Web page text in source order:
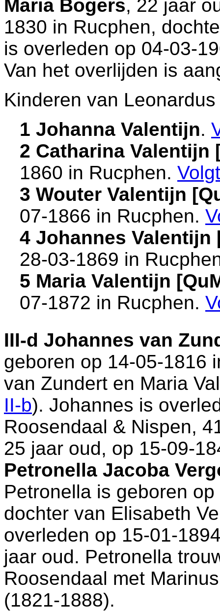
Maria Bogers, 22 jaar
1830 in Rucphen,
is overleden op 04-03-
Van het overlijden is
Kinderen van
1 Johanna Valentijn.
2 Catharina Valentijn
1860 in Rucphen.
3 Wouter Valentijn
07-1866 in Rucphen.
4 Johannes Valentijn
28-03-1869 in
5 Maria Valentijn
07-1872 in Rucphen.
III-d Johannes van
geboren op 14-05-1816
van Zundert en Maria
II-b). Johannes is
Roosendaal & Nispen,
25 jaar oud, op 15-09-
Petronella Jacoba
Petronella is geboren
dochter van Elisabeth
overleden op 15-01-
jaar oud. Petronella
Roosendaal met
(1821-1888).